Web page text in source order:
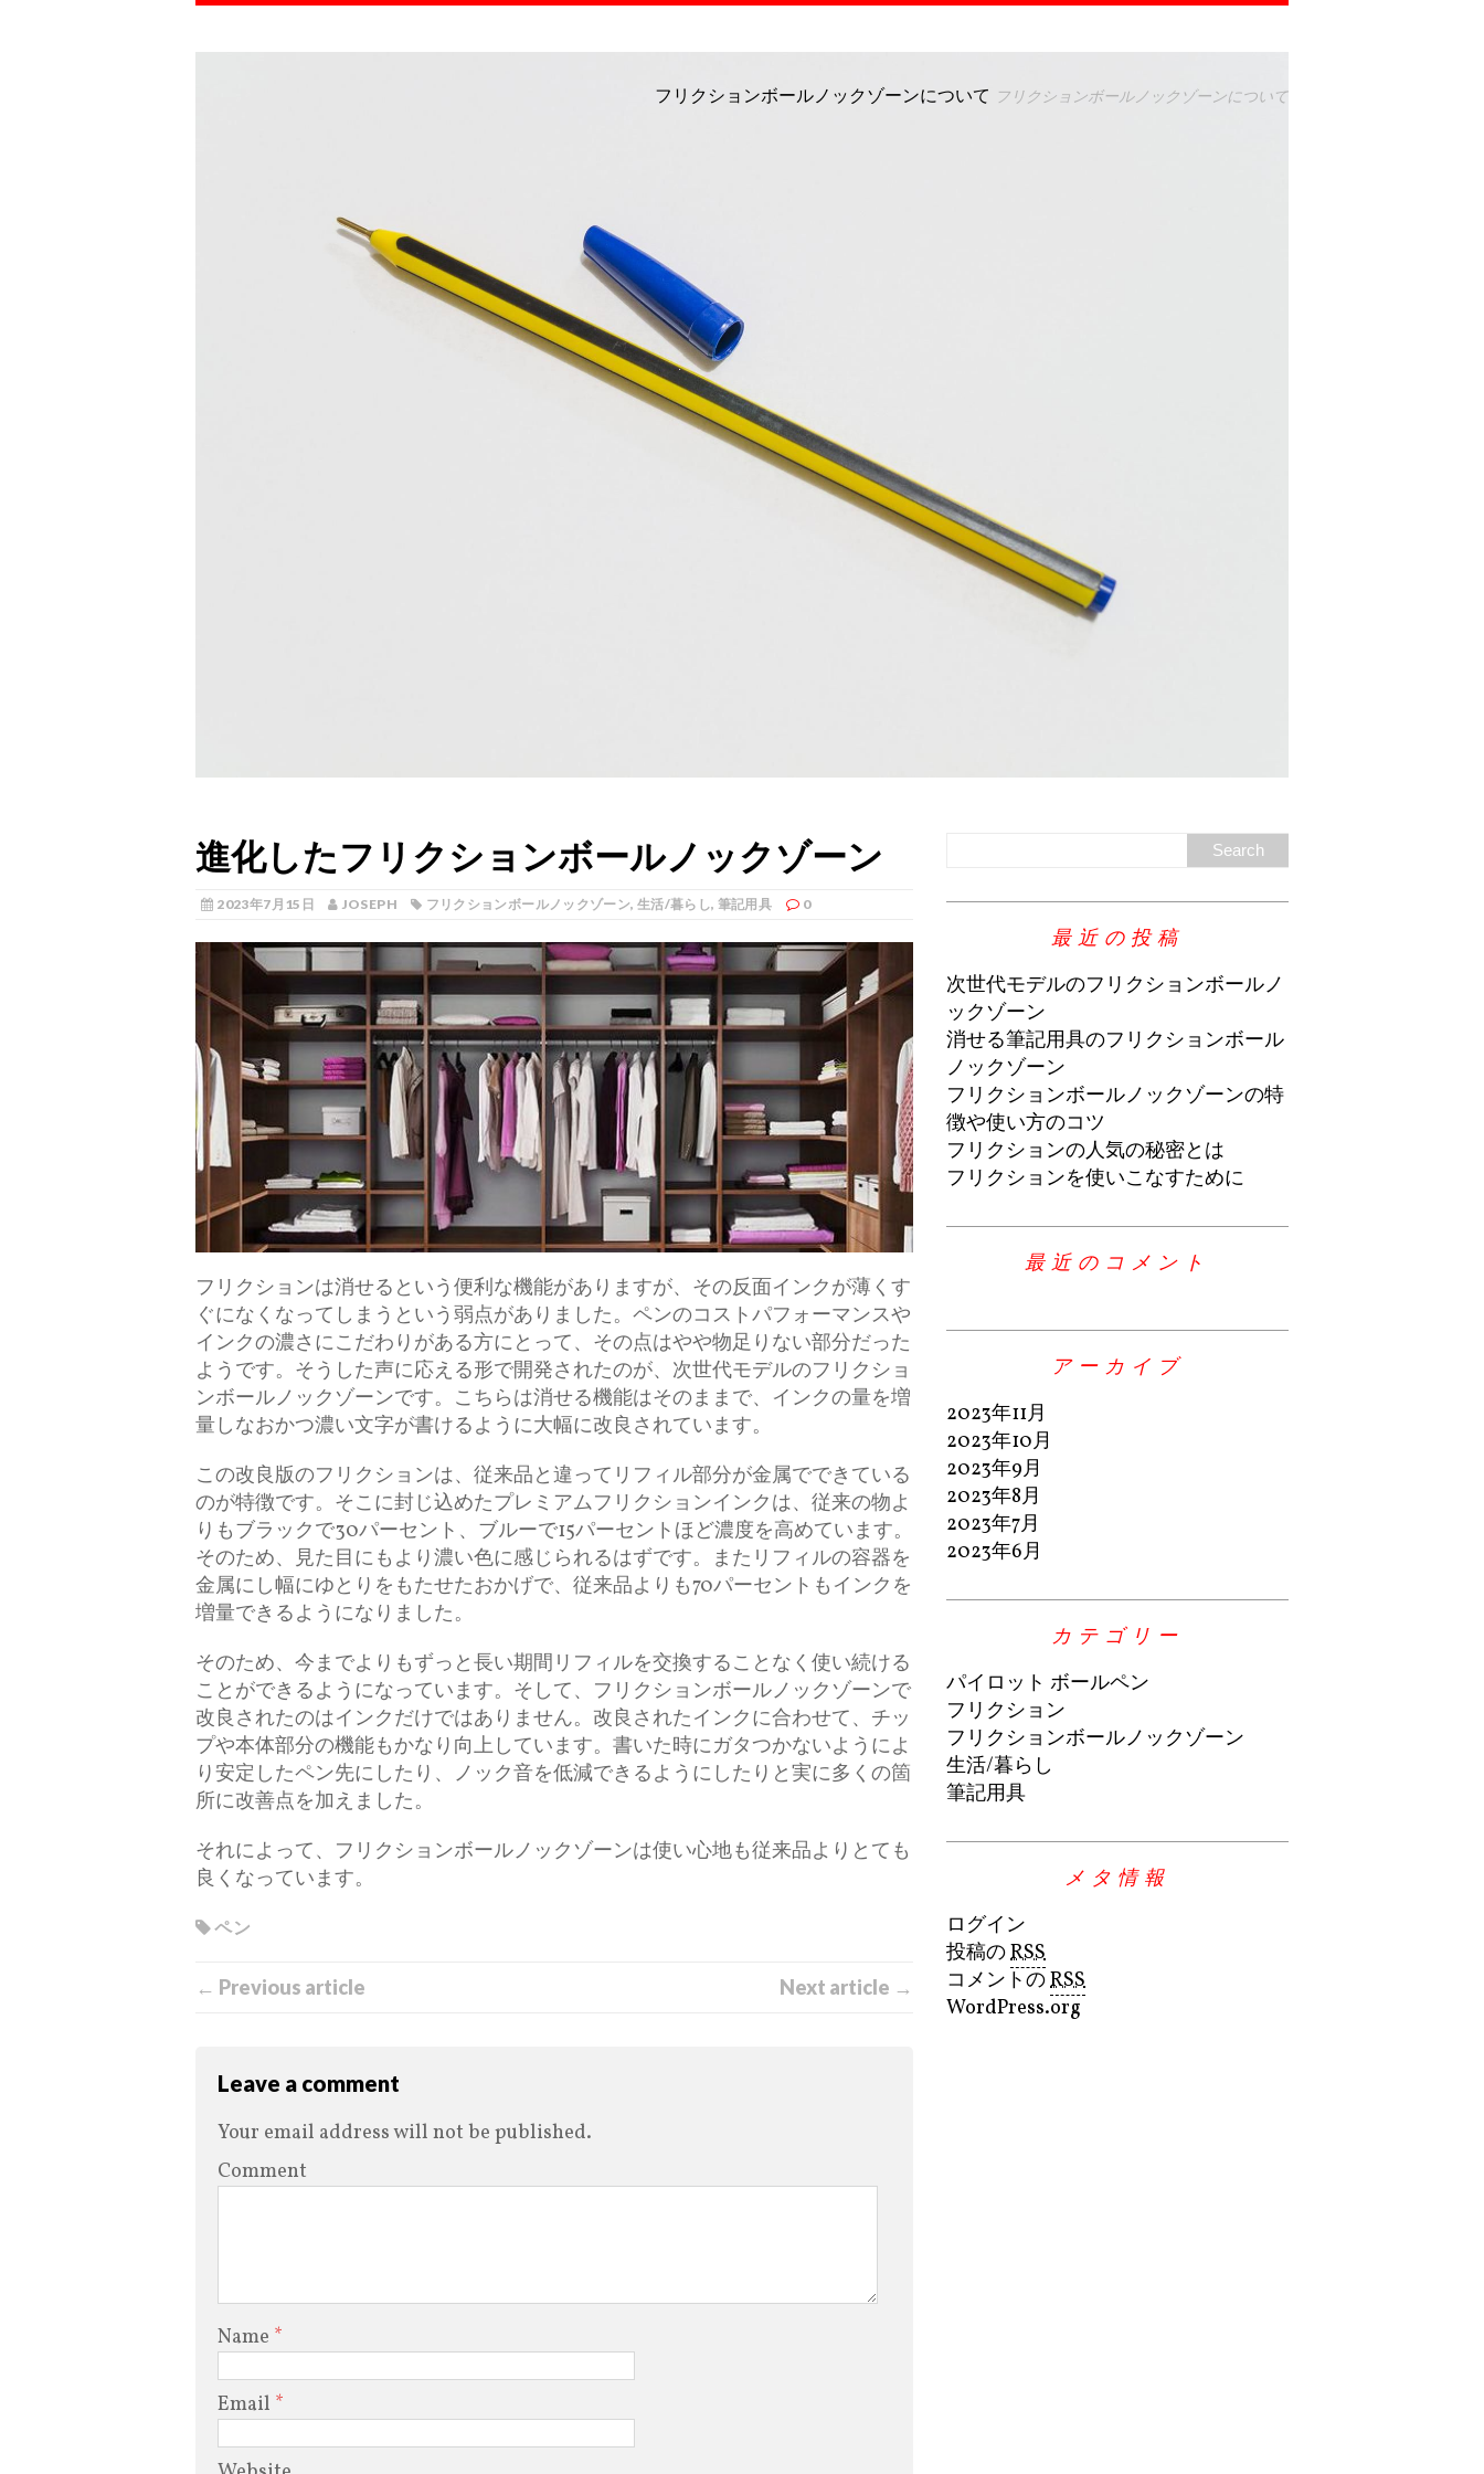
フリクションボールノックゾーンについて フリクションボールノックゾーンについて
進化したフリクションボールノックゾーン
2023年7月15日 JOSEPH フリクションボールノックゾーン, 生活/暮らし, 筆記用具 0
フリクションは消せるという便利な機能がありますが、その反面インクが薄くす
ぐになくなってしまうという弱点がありました。 ペンのコストパフォーマンスや
インクの濃さにこだわりがある方にとって、その点はやや物足りない部分だった
ようです。そうした声に応える形で開発されたのが、次世代モデルのフリクショ
ンボールノックゾーンです。こちらは消せる機能はそのままで、インクの量を増
量しなおかつ濃い文字が書けるように大幅に改良されています。
この改良版のフリクションは、従来品と違ってリフィル部分が金属でできている
のが特徴です。そこに封じ込めたプレミアムフリクションインクは、従来の物よ
りもブラックで30パーセント、ブルーで15パーセントほど濃度を高めています。
そのため、見た目にもより濃い色に感じられるはずです。またリフィルの容器を
金属にし幅にゆとりをもたせたおかげで、従来品よりも70パーセントもインクを
増量できるようになりました。
そのため、今までよりもずっと長い期間リフィルを交換することなく使い続ける
ことができるようになっています。そして、フリクションボールノックゾーンで
改良されたのはインクだけではありません。改良されたインクに合わせて、チッ
プや本体部分の機能もかなり向上しています。書いた時にガタつかないようによ
り安定したペン先にしたり、ノック音を低減できるようにしたりと実に多くの箇
所に改善点を加えました。
それによって、フリクションボールノックゾーンは使い心地も従来品よりとても
良くなっています。
ペン
← Previous article Next article →
Leave a comment
Your email address will not be published.
Comment
Name *
Email *
最近の投稿
次世代モデルのフリクションボールノ
ックゾーン
消せる筆記用具のフリクションボール
ノックゾーン
フリクションボールノックゾーンの特
徴や使い方のコツ
フリクションの人気の秘密とは
フリクションを使いこなすために
最近のコメント
アーカイブ
2023年11月
2023年10月
2023年9月
2023年8月
2023年7月
2023年6月
カテゴリー
パイロット ボールペン
フリクション
フリクションボールノックゾーン
生活/暮らし
筆記用具
メタ情報
ログイン
投稿のRSS
コメントのRSS
WordPress.org